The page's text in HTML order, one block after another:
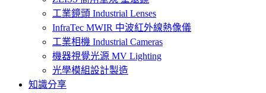
工業鏡頭 Industrial Lenses
InfraTec MWIR 中波紅外線熱像儀
工業相機 Industrial Cameras
機器視覺光源 MV Lighting
光學模組設計製造
知識分享